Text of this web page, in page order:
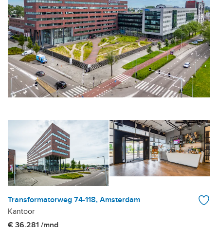
Transformatorweg 74-118, Amsterdam
Kantoor